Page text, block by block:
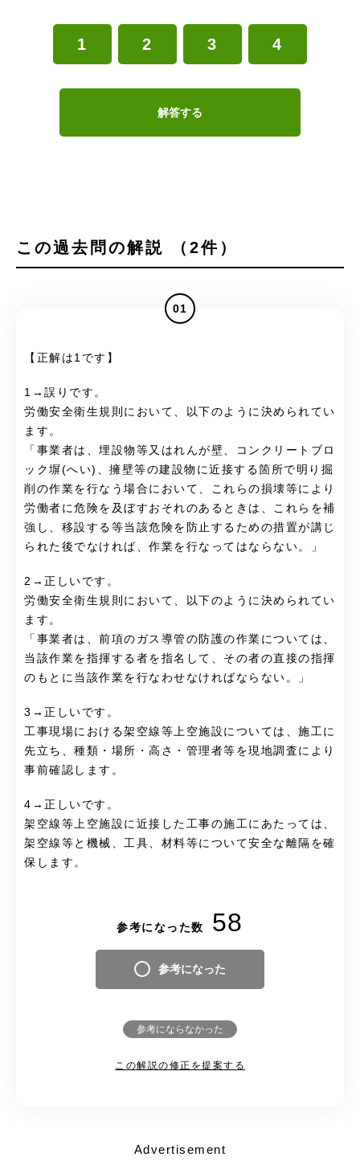
1 2 3 4
解答する
この過去問の解説 （2件）
01
【正解は1です】
1→誤りです。
労働安全衛生規則において、以下のように決められてい
ます。
「事業者は、埋設物等又はれんが壁、コンクリートブロ
ック塀(へい)、擁壁等の建設物に近接する箇所で明り掘
削の作業を行なう場合において、これらの損壊等により
労働者に危険を及ぼすおそれのあるときは、これらを補
強し、移設する等当該危険を防止するための措置が講じ
られた後でなければ、作業を行なってはならない。」
2→正しいです。
労働安全衛生規則において、以下のように決められてい
ます。
「事業者は、前項のガス導管の防護の作業については、
当該作業を指揮する者を指名して、その者の直接の指揮
のもとに当該作業を行なわせなければならない。」
3→正しいです。
工事現場における架空線等上空施設については、施工に
先立ち、種類・場所・高さ・管理者等を現地調査により
事前確認します。
4→正しいです。
架空線等上空施設に近接した工事の施工にあたっては、
架空線等と機械、工具、材料等について安全な離隔を確
保します。
参考になった数 58
参考になった
参考にならなかった
この解説の修正を提案する
Advertisement